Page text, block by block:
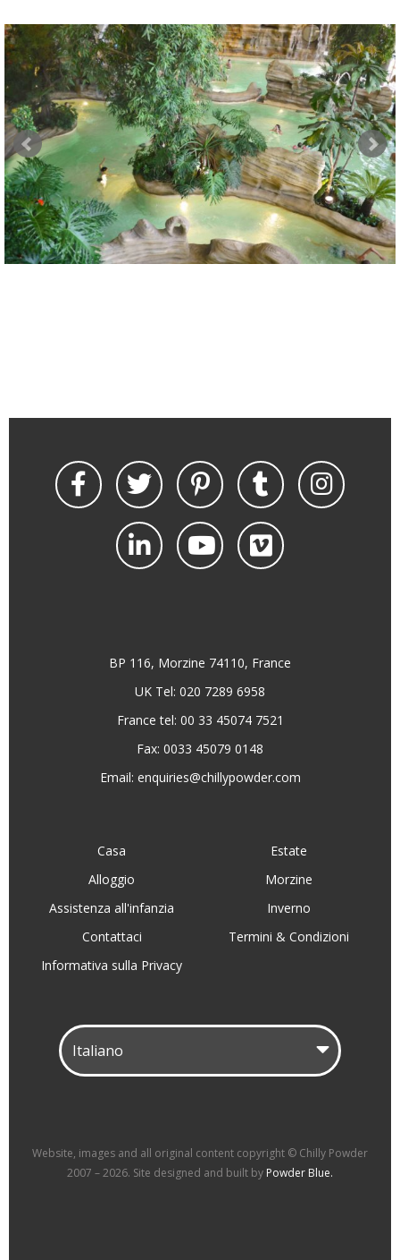
BP 116, Morzine 74110, France
UK Tel: 020 7289 6958
France tel: 00 33 45074 7521
Fax: 0033 45079 0148
Email: enquiries@chillypowder.com
Casa
Estate
Alloggio
Morzine
Assistenza all'infanzia
Inverno
Contattaci
Termini & Condizioni
Informativa sulla Privacy
Website, images and all original content copyright © Chilly Powder
2007 – 2026. Site designed and built by Powder Blue.